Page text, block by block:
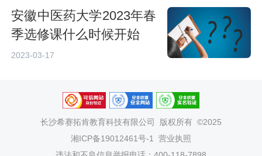
安徽中医药大学2023年春
季选修课什么时候开始
2023-03-17
长沙希赛拓肯教育科技有限公司
版权所有 ©2025
湘ICP备19012461号-1 营业执照